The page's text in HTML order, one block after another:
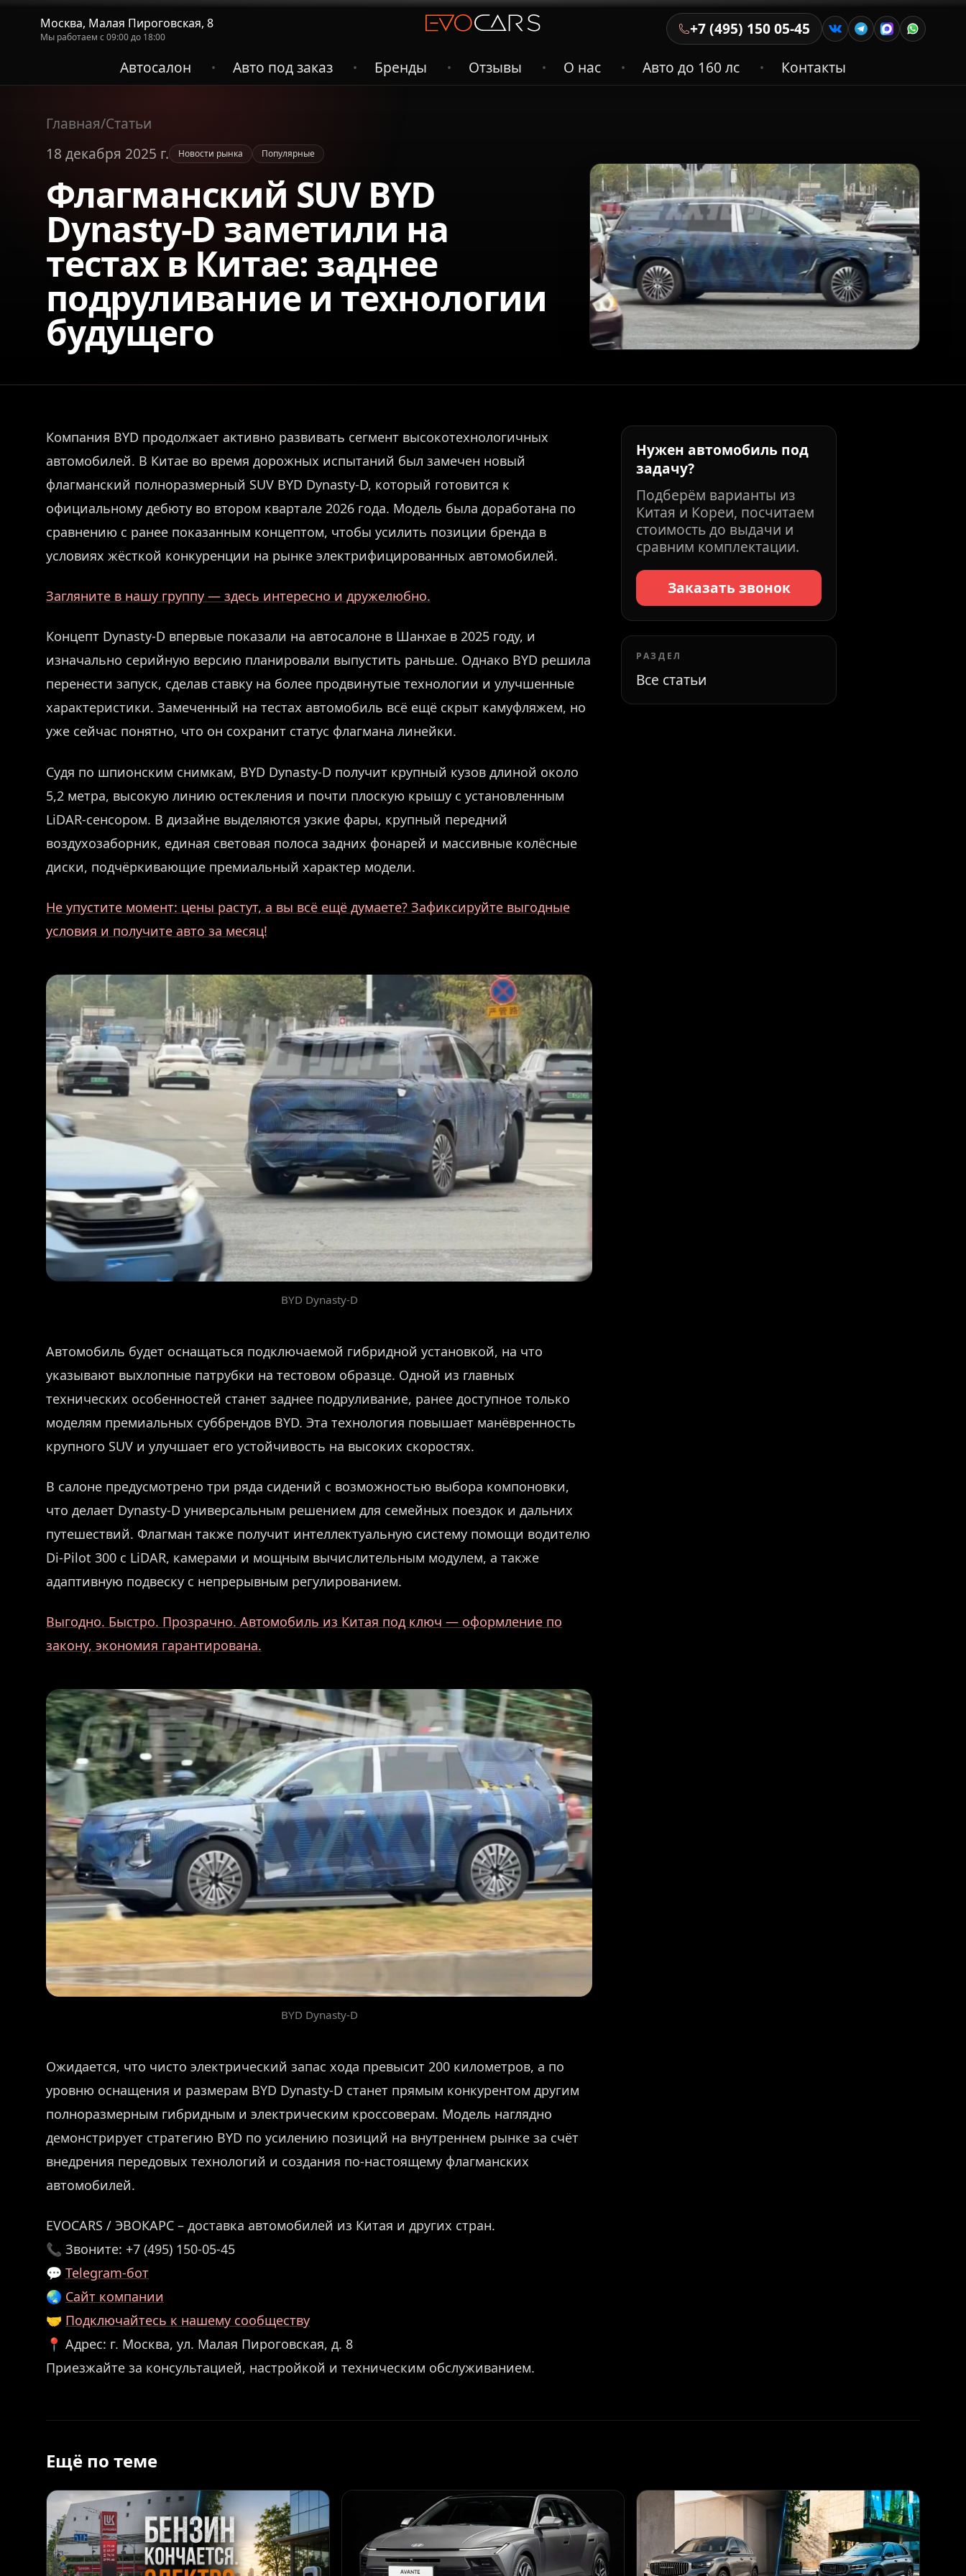
Москва, Малая Пироговская, 8
Мы работаем с 09:00 до 18:00
+7 (495) 150 05-45
Автосалон
• Авто под заказ • Бренды • Отзывы • О нас • Авто до 160 лс • Контакты
Главная/Статьи
18 декабря 2025 г.
Новости рынка Популярные
Флагманский SUV BYD
Dynasty-D заметили на
тестах в Китае: заднее
подруливание и технологии
будущего
Компания BYD продолжает активно развивать сегмент высокотехнологичных
автомобилей. В Китае во время дорожных испытаний был замечен новый
флагманский полноразмерный SUV BYD Dynasty-D, который готовится к
официальному дебюту во втором квартале 2026 года. Модель была доработана по
сравнению с ранее показанным концептом, чтобы усилить позиции бренда в
условиях жёсткой конкуренции на рынке электрифицированных автомобилей.
Загляните в нашу группу — здесь интересно и дружелюбно.
Концепт Dynasty-D впервые показали на автосалоне в Шанхае в 2025 году, и
изначально серийную версию планировали выпустить раньше. Однако BYD решила
перенести запуск, сделав ставку на более продвинутые технологии и улучшенные
характеристики. Замеченный на тестах автомобиль всё ещё скрыт камуфляжем, но
уже сейчас понятно, что он сохранит статус флагмана линейки.
Судя по шпионским снимкам, BYD Dynasty-D получит крупный кузов длиной около
5,2 метра, высокую линию остекления и почти плоскую крышу с установленным
LiDAR-сенсором. В дизайне выделяются узкие фары, крупный передний
воздухозаборник, единая световая полоса задних фонарей и массивные колёсные
диски, подчёркивающие премиальный характер модели.
Не упустите момент: цены растут, а вы всё ещё думаете? Зафиксируйте выгодные
условия и получите авто за месяц!
BYD Dynasty-D
Автомобиль будет оснащаться подключаемой гибридной установкой, на что
указывают выхлопные патрубки на тестовом образце. Одной из главных
технических особенностей станет заднее подруливание, ранее доступное только
моделям премиальных суббрендов BYD. Эта технология повышает манёвренность
крупного SUV и улучшает его устойчивость на высоких скоростях.
В салоне предусмотрено три ряда сидений с возможностью выбора компоновки,
что делает Dynasty-D универсальным решением для семейных поездок и дальних
путешествий. Флагман также получит интеллектуальную систему помощи водителю
Di-Pilot 300 с LiDAR, камерами и мощным вычислительным модулем, а также
адаптивную подвеску с непрерывным регулированием.
Выгодно. Быстро. Прозрачно. Автомобиль из Китая под ключ — оформление по
закону, экономия гарантирована.
BYD Dynasty-D
Ожидается, что чисто электрический запас хода превысит 200 километров, а по
уровню оснащения и размерам BYD Dynasty-D станет прямым конкурентом другим
полноразмерным гибридным и электрическим кроссоверам. Модель наглядно
демонстрирует стратегию BYD по усилению позиций на внутреннем рынке за счёт
внедрения передовых технологий и создания по-настоящему флагманских
автомобилей.
EVOCARS / ЭВОКАРС – доставка автомобилей из Китая и других стран.
📞 Звоните: +7 (495) 150-05-45
💬 Telegram-бот
🌏 Сайт компании
🤝 Подключайтесь к нашему сообществу
📍 Адрес: г. Москва, ул. Малая Пироговская, д. 8
Приезжайте за консультацией, настройкой и техническим обслуживанием.
Нужен автомобиль под
задачу?
Подберём варианты из
Китая и Кореи, посчитаем
стоимость до выдачи и
сравним комплектации.
Заказать звонок
РАЗДЕЛ
Все статьи
Ещё по теме